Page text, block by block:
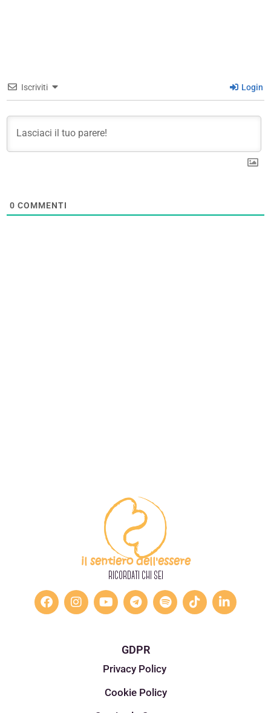
Iscriviti Login
0 COMMENTI
il sentiero dell'essere
RICORDATI CHI SEI
GDPR
Privacy Policy
Cookie Policy